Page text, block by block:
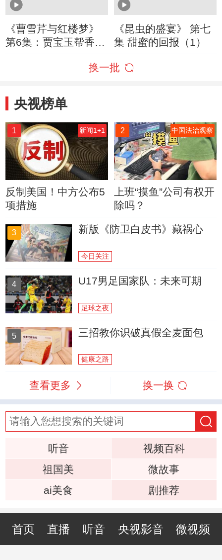
《曹雪芹与红楼梦》
第6集：贾宝玉帮香菱
《昆虫的盛宴》 第七
集 甜蜜的回报（1）
换一批
央视榜单
1 新闻1+1
反制美国！中方公布5
项措施
2 中国法治观察
上班“摸鱼”公司有权开
除吗？
3 新版《防卫白皮书》藏祸心
今日关注
4 U17男足国家队：未来可期
足球之夜
5 三招教你识破真假全麦面包
健康之路
查看更多 换一换
听音
视频百科
祖国美
微故事
ai美食
剧推荐
首页 直播 听音 央视影音 微视频